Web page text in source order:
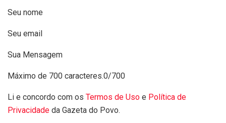
Seu nome
Seu email
Sua Mensagem
Máximo de 700 caracteres.0/700
Li e concordo com os Termos de Uso e Política de
Privacidade da Gazeta do Povo.